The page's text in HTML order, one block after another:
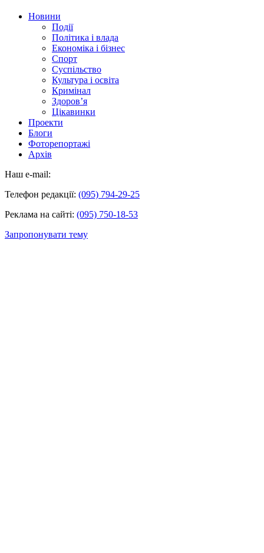
Новини
Події
Політика і влада
Економіка і бізнес
Спорт
Суспільство
Культура і освіта
Кримінал
Здоров’я
Цікавинки
Проекти
Блоги
Фоторепортажі
Архів
Наш e-mail:
Телефон редакції: (095) 794-29-25
Реклама на сайті: (095) 750-18-53
Запропонувати тему